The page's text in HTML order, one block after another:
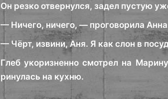
Он резко отвернулся, задел пустую
— Ничего, ничего, — проговорила
— Чёрт, извини, Аня. Я как слон в
Глеб укоризненно смотрел на
ринулась на кухню.